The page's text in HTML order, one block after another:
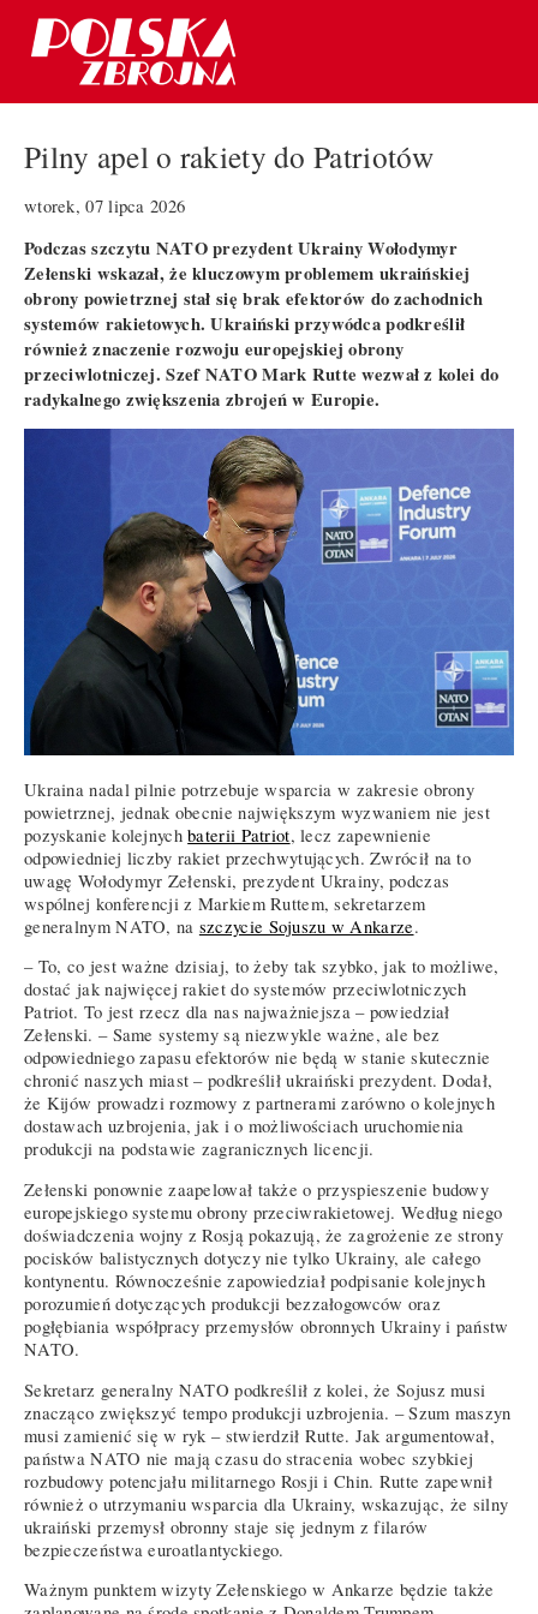
Pilny apel o rakiety do Patriotów
wtorek, 07 lipca 2026
Podczas szczytu NATO prezydent Ukrainy Wołodymyr
Zełenski wskazał, że kluczowym problemem ukraińskiej
obrony powietrznej stał się brak efektorów do zachodnich
systemów rakietowych. Ukraiński przywódca podkreślił
również znaczenie rozwoju europejskiej obrony
przeciwlotniczej. Szef NATO Mark Rutte wezwał z kolei do
radykalnego zwiększenia zbrojeń w Europie.
Ukraina nadal pilnie potrzebuje wsparcia w zakresie obrony
powietrznej, jednak obecnie największym wyzwaniem nie jest
pozyskanie kolejnychbaterii Patriot, lecz zapewnienie
odpowiedniej liczby rakiet przechwytujących. Zwrócił na to
uwagę Wołodymyr Zełenski, prezydent Ukrainy, podczas
wspólnej konferencji z Markiem Ruttem, sekretarzem
generalnym NATO, na szczycie Sojuszu w Ankarze.
– To, co jest ważne dzisiaj, to żeby tak szybko, jak to możliwe,
dostać jak najwięcej rakiet do systemów przeciwlotniczych
Patriot. To jest rzecz dla nas najważniejsza – powiedział
Zełenski. – Same systemy są niezwykle ważne, ale bez
odpowiedniego zapasu efektorów nie będą w stanie skutecznie
chronić naszych miast – podkreślił ukraiński prezydent. Dodał,
że Kijów prowadzi rozmowy z partnerami zarówno o kolejnych
dostawach uzbrojenia, jak i o możliwościach uruchomienia
produkcji na podstawie zagranicznych licencji.
Zełenski ponownie zaapelował także o przyspieszenie budowy
europejskiego systemu obrony przeciwrakietowej. Według niego
doświadczenia wojny z Rosją pokazują, że zagrożenie ze strony
pocisków balistycznych dotyczy nie tylko Ukrainy, ale całego
kontynentu. Równocześnie zapowiedział podpisanie kolejnych
porozumień dotyczących produkcji bezzałogowców oraz
pogłębiania współpracy przemysłów obronnych Ukrainy i państw
NATO.
Sekretarz generalny NATO podkreślił z kolei, że Sojusz musi
znacząco zwiększyć tempo produkcji uzbrojenia. – Szum maszyn
musi zamienić się w ryk – stwierdził Rutte. Jak argumentował,
państwa NATO nie mają czasu do stracenia wobec szybkiej
rozbudowy potencjału militarnego Rosji i Chin. Rutte zapewnił
również o utrzymaniu wsparcia dla Ukrainy, wskazując, że silny
ukraiński przemysł obronny staje się jednym z filarów
bezpieczeństwa euroatlantyckiego.
Ważnym punktem wizyty Zełenskiego w Ankarze będzie także